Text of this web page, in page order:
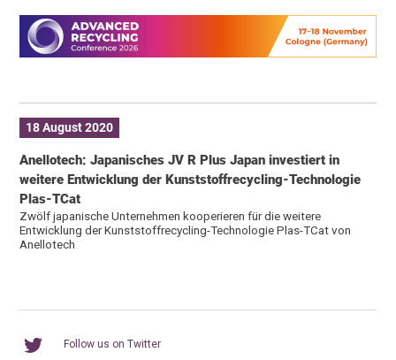
18 August 2020
Anellotech: Japanisches JV R Plus Japan investiert in
weitere Entwicklung der Kunststoffrecycling-Technologie
Plas-TCat
Zwölf japanische Unternehmen kooperieren für die weitere
Entwicklung der Kunststoffrecycling-Technologie Plas-TCat von
Anellotech
Follow us on Twitter